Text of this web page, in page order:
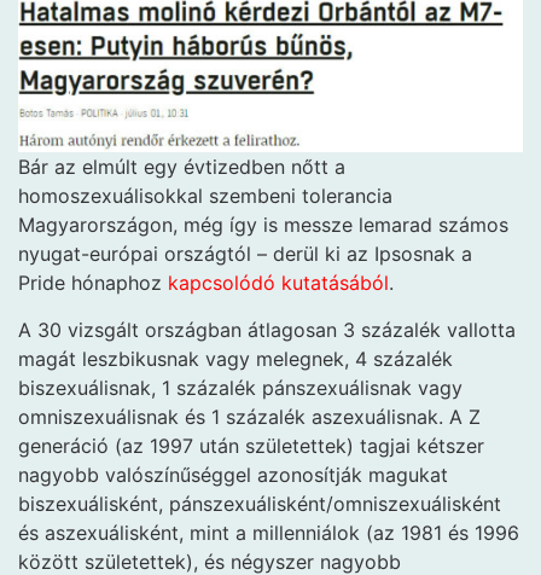
Bár az elmúlt egy évtizedben nőtt a
homoszexuálisokkal szembeni tolerancia
Magyarországon, még így is messze lemarad számos
nyugat-európai országtól – derül ki az Ipsosnak a
Pride hónaphoz kapcsolódó kutatásából.
A 30 vizsgált országban átlagosan 3 százalék vallotta
magát leszbikusnak vagy melegnek, 4 százalék
biszexuálisnak, 1 százalék pánszexuálisnak vagy
omniszexuálisnak és 1 százalék aszexuálisnak. A Z
generáció (az 1997 után születettek) tagjai kétszer
nagyobb valószínűséggel azonosítják magukat
biszexuálisként, pánszexuálisként/omniszexuálisként
és aszexuálisként, mint a millenniálok (az 1981 és 1996
között születettek), és négyszer nagyobb